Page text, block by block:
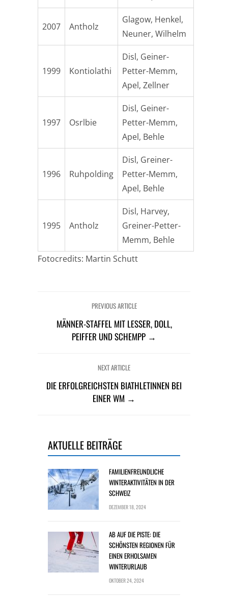
2007 Antholz
Glagow, Henkel,
Neuner, Wilhelm
1999 Kontiolathi
Disl, Geiner-
Petter-Memm,
Apel, Zellner
1997 Osrlbie
Disl, Geiner-
Petter-Memm,
Apel, Behle
1996 Ruhpolding
Disl, Greiner-
Petter-Memm,
Apel, Behle
1995 Antholz
Disl, Harvey,
Greiner-Petter-
Memm, Behle
Fotocredits: Martin Schutt
PREVIOUS ARTICLE
MÄNNER-STAFFEL MIT LESSER, DOLL,
PEIFFER UND SCHEMPP →
NEXT ARTICLE
DIE ERFOLGREICHSTEN BIATHLETINNEN BEI
EINER WM →
AKTUELLE BEITRÄGE
FAMILIENFREUNDLICHE
WINTERAKTIVITÄTEN IN DER
SCHWEIZ
DEZEMBER 18, 2024
AB AUF DIE PISTE: DIE
SCHÖNSTEN REGIONEN FÜR
EINEN ERHOLSAMEN
WINTERURLAUB
OKTOBER 24, 2024